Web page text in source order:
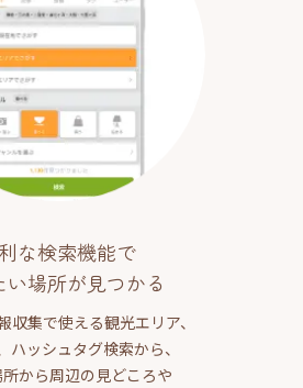
な検索機能で
い場所が見つかる
収集で使える観光エリア、
ハッシュタグ検索から、
から周辺の見どころや